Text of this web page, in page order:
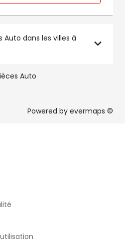
Auto dans les villes à
Auto
Powered by evermaps ©